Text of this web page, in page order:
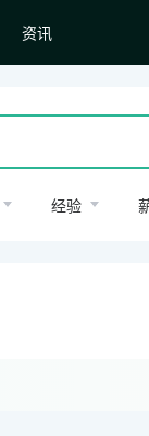
资讯
经验